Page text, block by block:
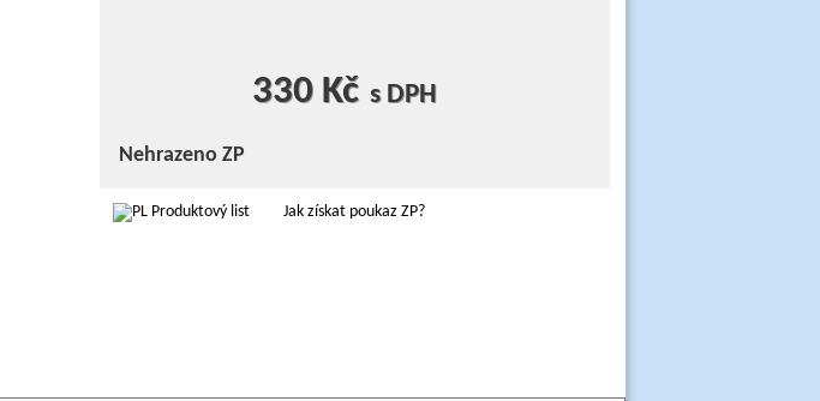
330 Kč s DPH
Nehrazeno ZP
Produktový list Jak získat poukaz ZP?